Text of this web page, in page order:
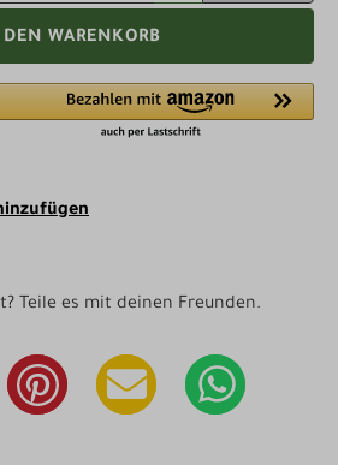
WARENKORB
Teile es mit deinen Freunden.